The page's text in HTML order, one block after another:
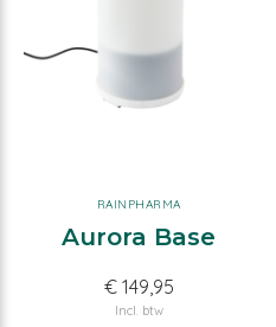
RAINPHARMA
Aurora Base
€ 149,95
Incl. btw